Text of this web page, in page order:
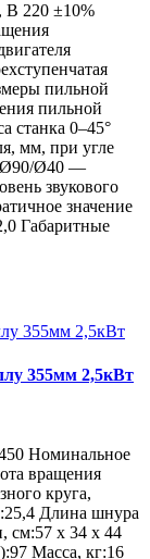
В 220 ±10%
пильной
пильной
станка 0–45°
мм, при угле
Ø90/Ø40 —
звукового
значение
Габаритные
355мм 2,5кВт
Номинальное
вращения
круга,
Длина шнура
см:57 x 34 x 44
Масса, кг:16